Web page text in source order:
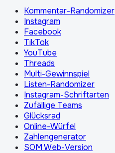
Kommentar-Randomizer
Instagram
Facebook
TikTok
YouTube
Threads
Multi-Gewinnspiel
Listen-Randomizer
Instagram-Schriftarten
Zufällige Teams
Glücksrad
Online-Würfel
Zahlengenerator
SOM Web-Version